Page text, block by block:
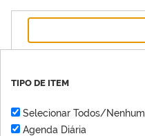
TIPO DE ITEM
Selecionar Todos/Nenhum
Agenda Diária